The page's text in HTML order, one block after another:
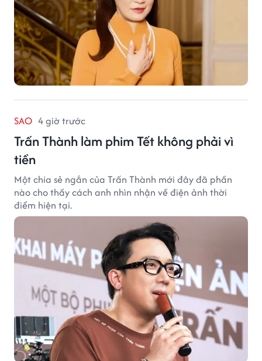
SAO 4 giờ trước
Trấn Thành làm phim Tết không phải vì
tiền
Một chia sẻ ngắn của Trấn Thành mới đây đã phần
nào cho thấy cách anh nhìn nhận về điện ảnh thời
điểm hiện tại.